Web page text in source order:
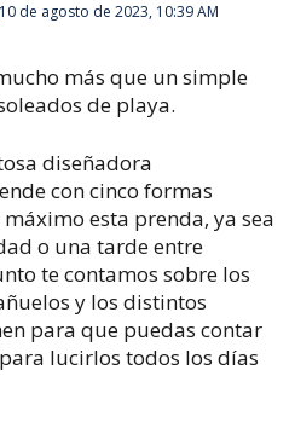
10 de agosto de 2023, 10:39 AM
más que un simple
de playa.
diseñadora
con cinco formas
esta prenda, ya sea
o una tarde entre
te contamos sobre los
y los distintos
para que puedas contar
lucirlos todos los días